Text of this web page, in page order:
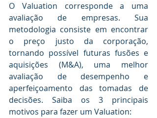
O Valuation corresponde a uma
avaliação de empresas. Sua
metodologia consiste em encontrar
o preço justo da corporação,
tornando possível futuras fusões e
aquisições (M&A), uma melhor
avaliação de desempenho e
aperfeiçoamento das tomadas de
decisões. Saiba os 3 principais
motivos para fazer um Valuation: